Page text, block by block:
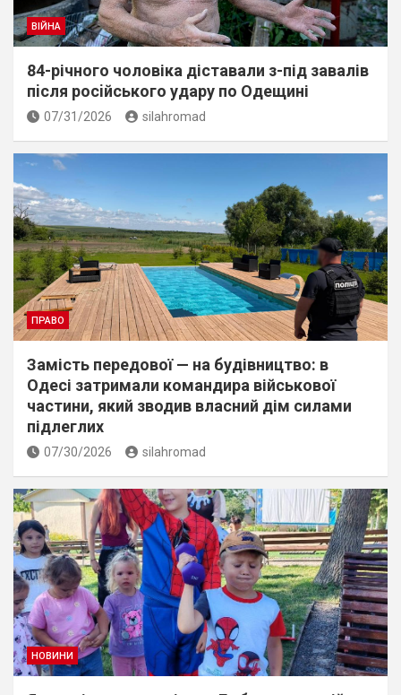
ВІЙНА
84-річного чоловіка діставали з-під завалів
пiсля росiйського удару по Одещині
07/31/2026 silahromad
ПРАВО
Замість передової — на будівництво: в
Одесі затримали командира військової
частини, який зводив власний дім силами
підлеглих
07/30/2026 silahromad
НОВИНИ